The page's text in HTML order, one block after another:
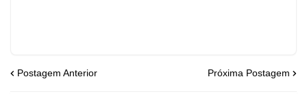
Postagem Anterior Próxima Postagem